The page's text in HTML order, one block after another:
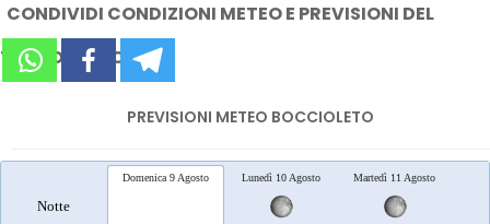
CONDIVIDI CONDIZIONI METEO E PREVISIONI DEL
TEMPO SUI SOCIAL
PREVISIONI METEO BOCCIOLETO
Notte
Domenica 9 Agosto Lunedì 10 Agosto Martedì 11 Agosto